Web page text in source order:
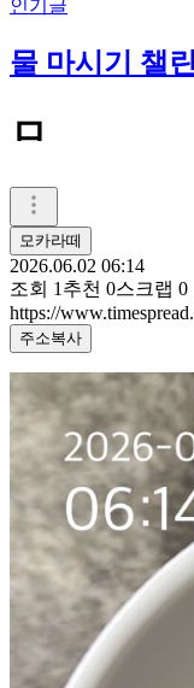
인기글
물 마시기 챌
ㅁ
모카라떼
2026.06.02 06:14
조회 1 추천 0스크랩 0
https://
주소복사